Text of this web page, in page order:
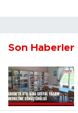
Son Haberler